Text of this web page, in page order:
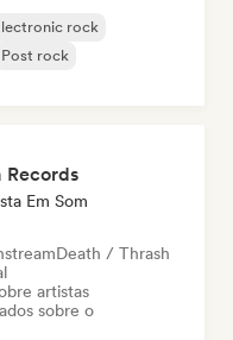
rock
Post rock
Records
Em Som
Death / Thrash
artistas
sobre o